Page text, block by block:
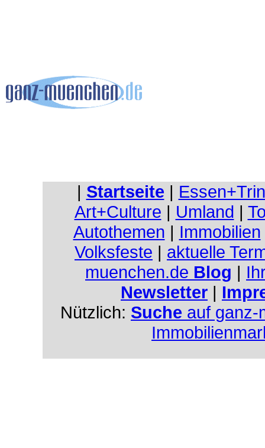
| Startseite |
Art+Culture | Umland |
Autothemen | Immobilien
Volksfeste | aktuelle
muenchen.de Blog |
Newsletter |
Nützlich: Suche auf ganz-